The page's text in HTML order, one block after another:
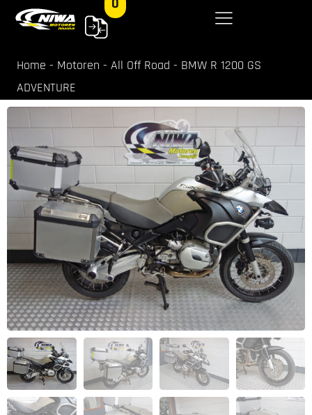
Home - Motoren - All Off Road - BMW R 1200 GS
ADVENTURE